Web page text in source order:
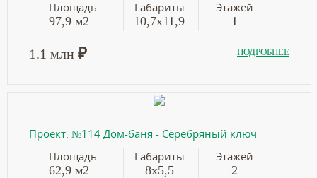
Площадь
97,9 м2
Габариты
10,7х11,9
Этажей
1
1.1 млн ₽ ПОДРОБНЕЕ
Проект: №114 Дом-баня - Серебряный ключ
Площадь
62,9 м2
Габариты
8х5,5
Этажей
2